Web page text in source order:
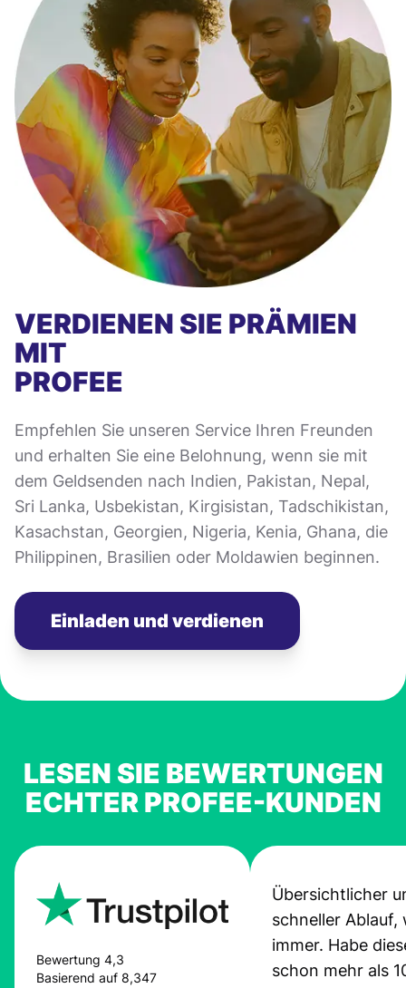
VERDIENEN SIE PRÄMIEN
MIT
PROFEE
Empfehlen Sie unseren Service Ihren Freunden
und erhalten Sie eine Belohnung, wenn sie mit
dem Geldsenden nach Indien, Pakistan, Nepal,
Sri Lanka, Usbekistan, Kirgisistan, Tadschikistan,
Kasachstan, Georgien, Nigeria, Kenia, Ghana, die
Philippinen, Brasilien oder Moldawien beginnen.
Einladen und verdienen
LESEN SIE BEWERTUNGEN
ECHTER PROFEE-KUNDEN
Bewertung 4,3
Basierend auf 8,347
Übersichtlicher
schneller Ablauf,
immer. Habe
schon mehr als